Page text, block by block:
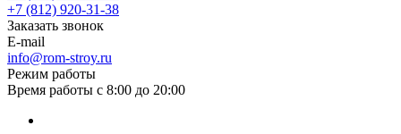
+7 (812) 920-31-38
Заказать звонок
E-mail
info@rom-stroy.ru
Режим работы
Время работы с 8:00 до 20:00